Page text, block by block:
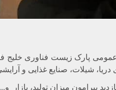
پارک زیست فناوری خلیج
شیلات، صنایع غذایی و
پیرامون میزان تولید، بازار